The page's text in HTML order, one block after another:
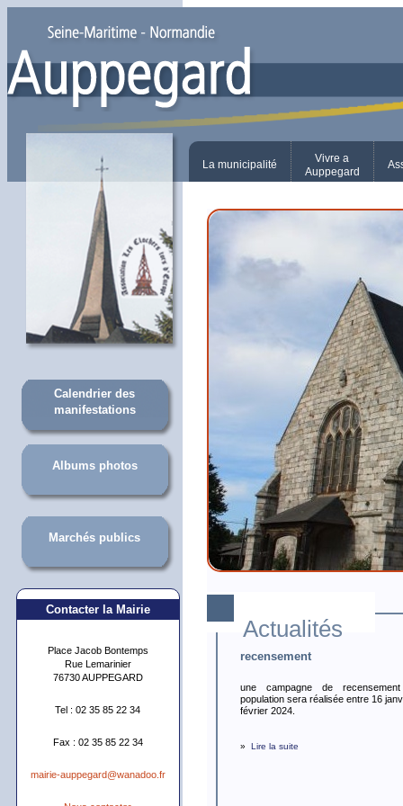
La municipalité
Vivre a
Auppegard
Calendrier des
manifestations
Albums photos
Marchés publics
Contacter la Mairie
Place Jacob Bontemps
Rue Lemarinier
76730 AUPPEGARD
Tel : 02 35 85 22 34
Fax : 02 35 85 22 34
mairie-auppegard@wanadoo.fr
Actualités
recensement
une campagne de
population sera réalisée entre 16
février 2024.
» Lire la suite